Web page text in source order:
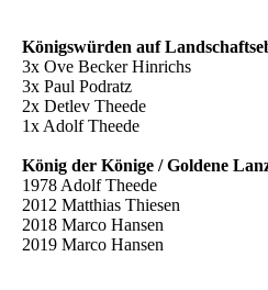
Königswürden auf
3x Ove Becker Hinrichs
3x Paul Podratz
2x Detlev Theede
1x Adolf Theede
König der Könige / Goldene
1978 Adolf Theede
2012 Matthias Thiesen
2018 Marco Hansen
2019 Marco Hansen